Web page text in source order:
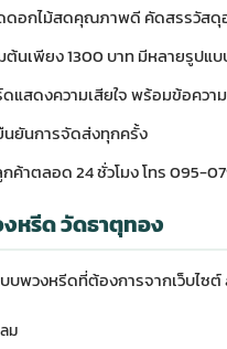
ดอกไม้สดคุณภาพดี คัดสรรวัส
ต้นเพียง 1300 บาท มีหลายรูปแบ
แสดงความเสียใจ พร้อมข้อคว
นยันการจัดส่งทุกครั้ง
ค้าตลอด 24 ชั่วโมง โทร 095-
หรีด วัดธาตุทอง
บพวงหรีดที่ต้องการจากเว็บไซต์
ม